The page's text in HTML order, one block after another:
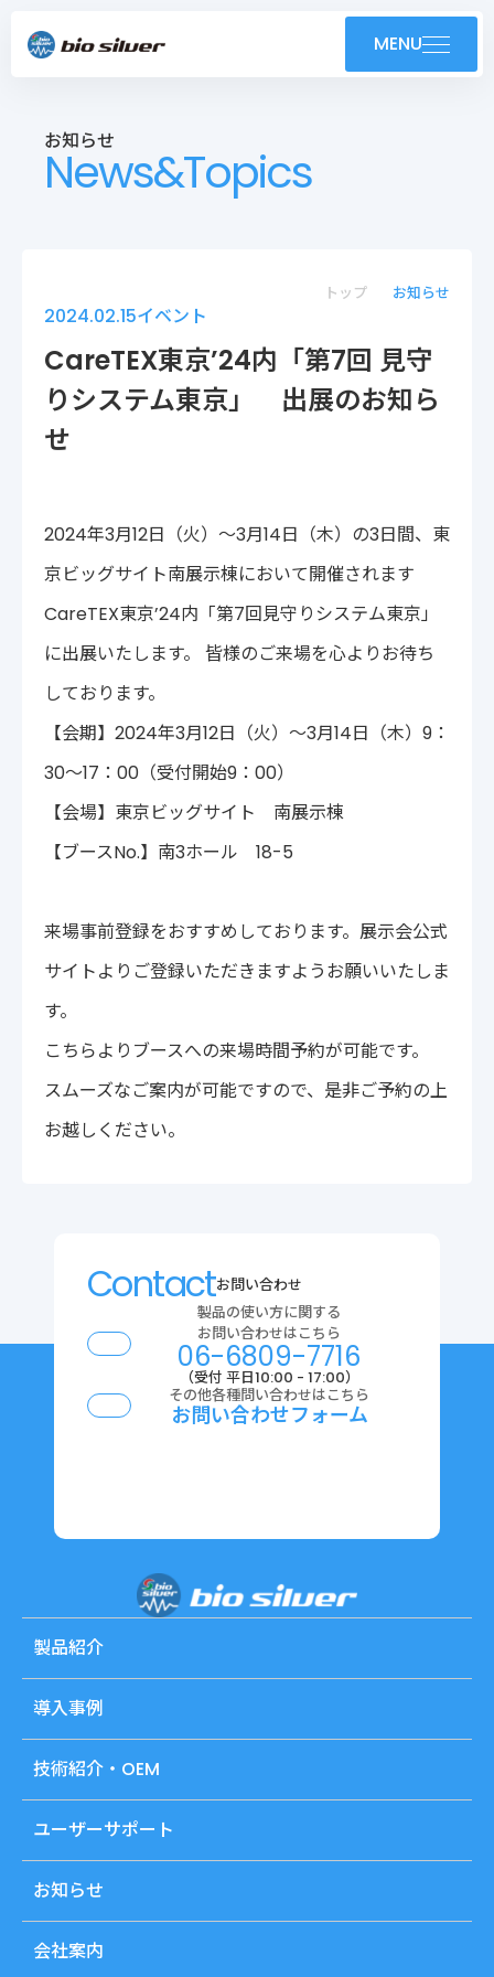
MENU
製品紹介
技術紹介・OEM
会社案内
採用情報
神奈川県横浜市港北区新横浜2-14-4 シルバービル1F
プライバシーポリシー
免責事項
各種サービス利用規約
お知らせ
News&Topics
トップ お知らせ
2024.02.15イベント
CareTEX東京’24内「第7回 見守
りシステム東京」 出展のお知ら
せ
2024年3月12日（火）～3月14日（木）の3日間、東
京ビッグサイト南展示棟において開催されます
CareTEX東京’24内「第7回見守りシステム東京」
に出展いたします。 皆様のご来場を心よりお待ち
しております。
【会期】2024年3月12日（火）～3月14日（木）9：
30～17：00（受付開始9：00）
【会場】東京ビッグサイト 南展示棟
【ブースNo.】南3ホール 18-5
来場事前登録をおすすめしております。展示会公式
サイトよりご登録いただきますようお願いいたしま
す。
こちらよりブースへの来場時間予約が可能です。
スムーズなご案内が可能ですので、是非ご予約の上
お越しください。
Contactお問い合わせ
製品の使い方に関する
お問い合わせはこちら
06-6809-7716
（受付 平日10:00 - 17:00）
その他各種問い合わせはこちら
お問い合わせフォーム
製品紹介
導入事例
技術紹介・OEM
ユーザーサポート
お知らせ
会社案内